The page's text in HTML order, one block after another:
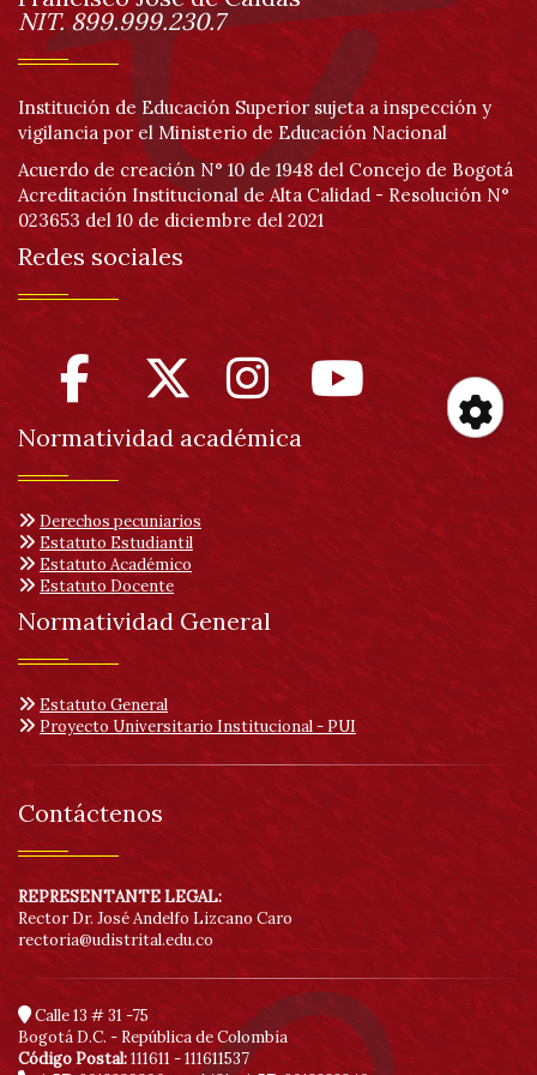
de
NIT. 899.999.230.7
Institución de Educación Superior sujeta a inspección y
vigilancia por el Ministerio de Educación Nacional
Acuerdo de creación N° 10 de 1948 del Concejo de Bogotá
Acreditación Institucional de Alta Calidad - Resolución N°
023653 del 10 de diciembre del 2021
Redes sociales
Normatividad académica
Derechos pecuniarios
Estatuto Estudiantil
Estatuto Académico
Estatuto Docente
Normatividad General
Estatuto General
Proyecto Universitario Institucional - PUI
Contáctenos
REPRESENTANTE LEGAL:
Rector Dr. José Andelfo Lizcano Caro
rectoria@udistrital.edu.co
Calle 13 # 31 -75
Bogotá D.C. - República de Colombia
Código Postal:111611 - 111611537